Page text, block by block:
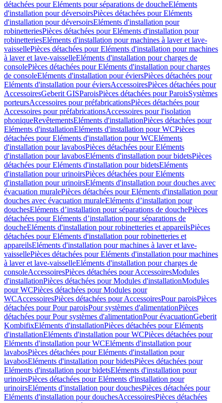
détachées pour Eléments pour séparations de doucheEléments
d'installation pour déversoirsPièces détachées pour Eléments
d'installation pour déversoirsEléments d'installation pour
robinetteriesPièces détachées pour Eléments d'installation pour
robinetteriesEléments d'installation pour machines à laver et lave-
vaissellePièces détachées pour Eléments d'installation pour machines
à laver et lave-vaisselleEléments d'installation pour charges de
consolePièces détachées pour Eléments d'installation pour charges
de consoleEléments d'installation pour éviersPièces détachées pour
Eléments d'installation pour éviersAccessoiresPièces détachées pour
AccessoiresGeberit GISParoisPièces détachées pour ParoisSystèmes
porteursAccessoires pour préfabricationsPièces détachées pour
Accessoires pour préfabricationsAccessoires pour l'isolation
phoniqueRevêtementsEléments d'installationPièces détachées pour
Eléments d'installationEléments d'installation pour WCPièces
détachées pour Eléments d'installation pour WCEléments
d'installation pour lavabosPièces détachées pour Eléments
d'installation pour lavabosEléments d'installation pour bidetsPièces
détachées pour Eléments d'installation pour bidetsEléments
d'installation pour urinoirsPièces détachées pour Eléments
d'installation pour urinoirsEléments d'installation pour douches avec
évacuation muralePièces détachées pour Eléments d'installation pour
douches avec évacuation muraleEléments d’installation pour
douchesEléments d’installation pour séparations de douchePièces
détachées pour Eléments d’installation pour séparations de
doucheEléments d'installation pour robinetteries et appareilsPièces
détachées pour Eléments d'installation pour robinetteries et
appareilsEléments d'installation pour machines à laver et lave-
vaissellePièces détachées pour Eléments d'installation pour machines
à laver et lave-vaisselleEléments d'installation pour charges de
consoleAccessoiresPièces détachées pour AccessoiresModules
d'installationPièces détachées pour Modules d'installationModules
pour WCPièces détachées pour Modules pour
WCAccessoiresPièces détachées pour AccessoiresPour paroisPièces
détachées pour Pour paroisPour systèmes d'alimentationPièces
détachées pour Pour systèmes d'alimentationPour évacuationGeberit
KombifixEléments d'installationPièces détachées pour Eléments
d'installationEléments d'installation pour WCPièces détachées pour
Eléments d'installation pour WCEléments d'installation pour
lavabosPièces détachées pour Eléments d'installation pour
lavabosEléments d'installation pour bidetsPièces détachées pour
Eléments d'installation pour bidetsEléments d'installation pour
urinoirsPièces détachées pour Eléments d'installation pour
urinoirsEléments d'installation pour douchesPièces détachées pour
Eléments d'installation pour douchesAccessoiresPièces détachées